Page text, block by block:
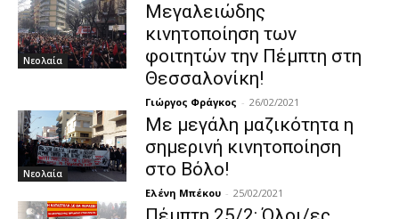
Νεολαία
Μεγαλειώδης
κινητοποίηση των
φοιτητών την Πέμπτη στη
Θεσσαλονίκη!
Γιώργος Φράγκος - 26/02/2021
Νεολαία
Με μεγάλη μαζικότητα η
σημερινή κινητοποίηση
στο Βόλο!
Ελένη Μπέκου - 25/02/2021